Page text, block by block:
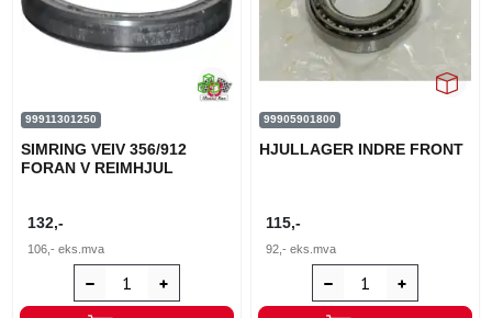
99911301250
SIMRING VEIV 356/912
FORAN V REIMHJUL
132,-
106,- eks.mva
99905901800
HJULLAGER INDRE FRONT
115,-
92,- eks.mva